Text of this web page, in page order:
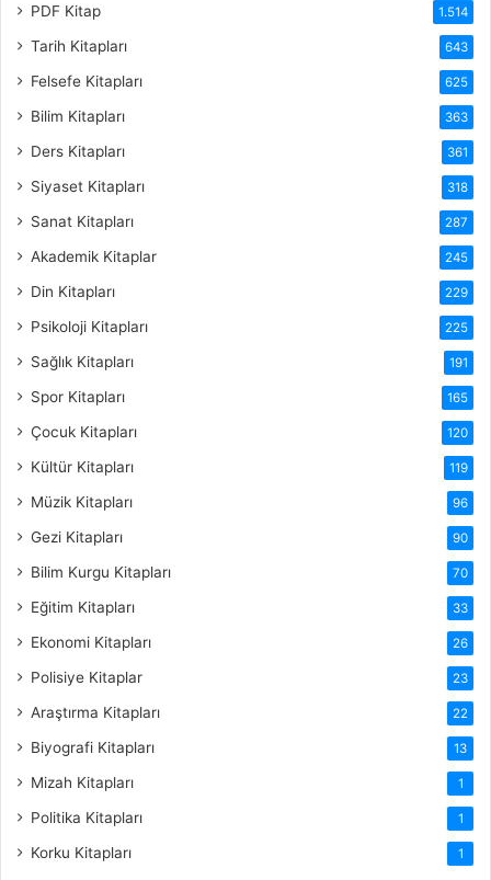
PDF Kitap 1.514
Tarih Kitapları 643
Felsefe Kitapları 625
Bilim Kitapları 363
Ders Kitapları 361
Siyaset Kitapları 318
Sanat Kitapları 287
Akademik Kitaplar 245
Din Kitapları 229
Psikoloji Kitapları 225
Sağlık Kitapları 191
Spor Kitapları 165
Çocuk Kitapları 120
Kültür Kitapları 119
Müzik Kitapları 96
Gezi Kitapları 90
Bilim Kurgu Kitapları 70
Eğitim Kitapları 33
Ekonomi Kitapları 26
Polisiye Kitaplar 23
Araştırma Kitapları 22
Biyografi Kitapları 13
Mizah Kitapları 1
Politika Kitapları 1
Korku Kitapları 1